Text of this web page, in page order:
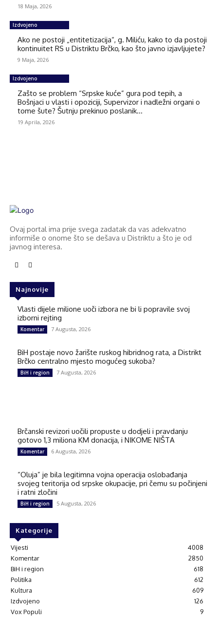
18 Maja, 2026
Izdvojeno
Ako ne postoji „entitetizacija“, g. Miliću, kako to da postoji
kontinuitet RS u Distriktu Brčko, kao što javno izjavljujete?
9 Maja, 2026
Izdvojeno
Zašto se problem “Srpske kuće” gura pod tepih, a
Bošnjaci u vlasti i opoziciji, Supervizor i nadležni organi o
tome šute? Šutnju prekinuo poslanik...
19 Aprila, 2026
Ovaj portal ima prije svega zadatak da vas adekvatno
informiše o onome što se dešava u Distriktu a što je od
javnog interesa.
Najnovije
Vlasti dijele milione uoči izbora ne bi li popravile svoj
izborni rejting
Komentar 7 Augusta, 2026
BiH postaje novo žarište ruskog hibridnog rata, a Distrikt
Brčko centralno mjesto mogućeg sukoba?
BiH i region 7 Augusta, 2026
Brčanski revizori uočili propuste u dodjeli i pravdanju
gotovo 1,3 miliona KM donacija, i NIKOME NIŠTA
Komentar 6 Augusta, 2026
“Oluja” je bila legitimna vojna operacija oslobađanja
svojeg teritorija od srpske okupacije, pri čemu su počinjeni
i ratni zločini
BiH i region 5 Augusta, 2026
Kategorije
Vijesti
4008
Komentar
2850
BiH i region
618
Politika
612
Kultura
609
Izdvojeno
126
Vox Populi
9